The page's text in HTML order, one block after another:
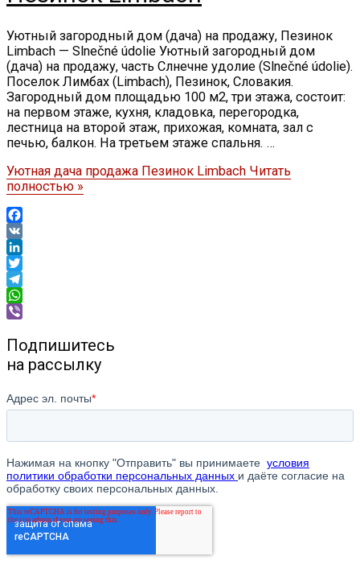
Уютный загородный дом (дача) на продажу, Пезинок
Limbach — Slnečné údolie Уютный загородный дом
(дача) на продажу, часть Слнечне удолие (Slnečné údolie).
Поселок Лимбах (Limbach), Пезинок, Словакия.
Загородный дом площадью 100 м2, три этажа, состоит:
на первом этаже, кухня, кладовка, перегородка,
лестница на второй этаж, прихожая, комната, зал с
печью, балкон. На третьем этаже спальня. …
Уютная дача продажа Пезинок Limbach Читать
полностью »
Facebook
VK
LinkedIn
Twitter
Telegram
WhatsApp
Подпишитесь
на рассылку